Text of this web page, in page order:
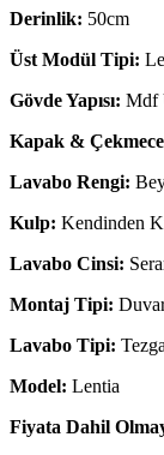
Derinlik: 50cm
Üst Modül Tipi:
Gövde Yapısı: Mdf
Kapak & Çekmece
Lavabo Rengi:
Kulp: Kendinden
Lavabo Cinsi:
Montaj Tipi:
Lavabo Tipi:
Model: Lentia
Fiyata Dahil